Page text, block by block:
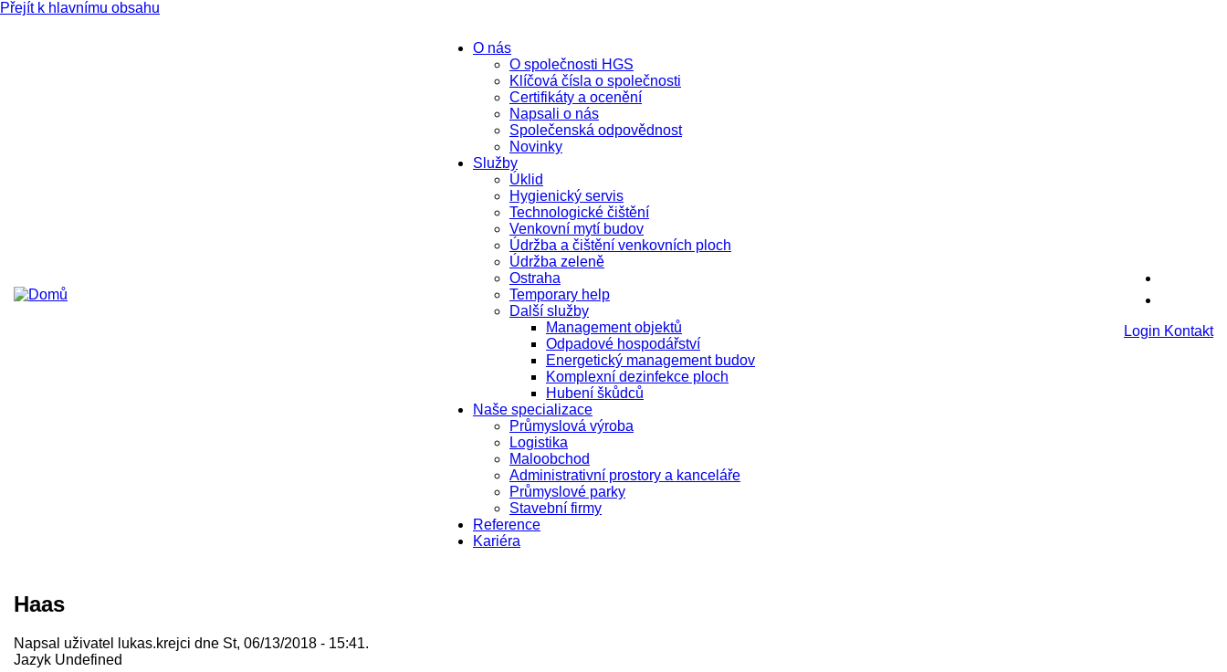
Přejít k hlavnímu obsahu
O nás
O společnosti HGS
Klíčová čísla o společnosti
Certifikáty a ocenění
Napsali o nás
Společenská odpovědnost
Novinky
Služby
Úklid
Hygienický servis
Technologické čištění
Venkovní mytí budov
Údržba a čištění venkovních ploch
Údržba zeleně
Ostraha
Temporary help
Další služby
Management objektů
Odpadové hospodářství
Energetický management budov
Komplexní dezinfekce ploch
Hubení škůdců
Naše specializace
Průmyslová výroba
Logistika
Maloobchod
Administrativní prostory a kanceláře
Průmyslové parky
Stavební firmy
Reference
Kariéra
Login Kontakt
Haas
Napsal uživatel lukas.krejci dne St, 06/13/2018 - 15:41.
Jazyk Undefined